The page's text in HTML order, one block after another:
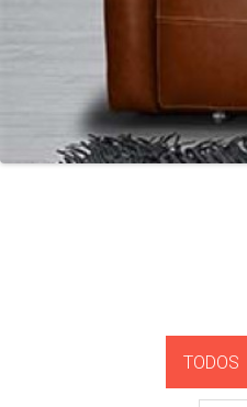
TODOS